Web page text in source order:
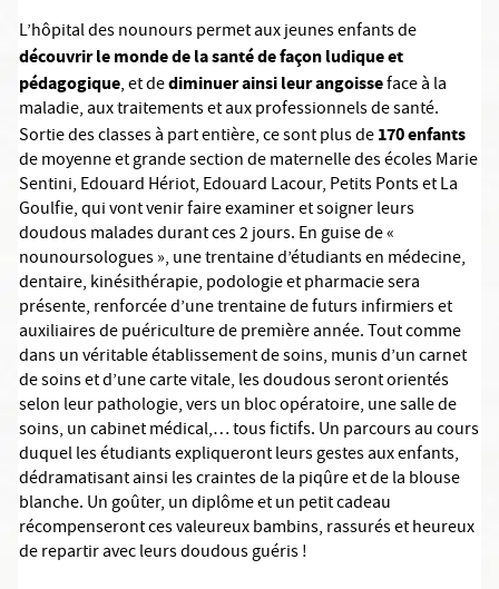
L’hôpital des nounours permet aux jeunes enfants de
découvrir le monde de la santé de façon ludique et
pédagogique, et dediminuer ainsi leur angoisseface à la
maladie, aux traitements et aux professionnels de santé.
Sortie des classes à part entière, ce sont plus de170 enfants
de moyenne et grande section de maternelle des écoles Marie
Sentini, Edouard Hériot, Edouard Lacour, Petits Ponts et La
Goulfie, qui vont venir faire examiner et soigner leurs
doudous malades durant ces 2 jours. En guise de «
nounoursologues », une trentaine d’étudiants en médecine,
dentaire, kinésithérapie, podologie et pharmacie sera
présente, renforcée d’une trentaine de futurs infirmiers et
auxiliaires de puériculture de première année. Tout comme
dans un véritable établissement de soins, munis d’un carnet
de soins et d’une carte vitale, les doudous seront orientés
selon leur pathologie, vers un bloc opératoire, une salle de
soins, un cabinet médical,… tous fictifs. Un parcours au cours
duquel les étudiants expliqueront leurs gestes aux enfants,
dédramatisant ainsi les craintes de la piqûre et de la blouse
blanche. Un goûter, un diplôme et un petit cadeau
récompenseront ces valeureux bambins, rassurés et heureux
de repartir avec leurs doudous guéris !